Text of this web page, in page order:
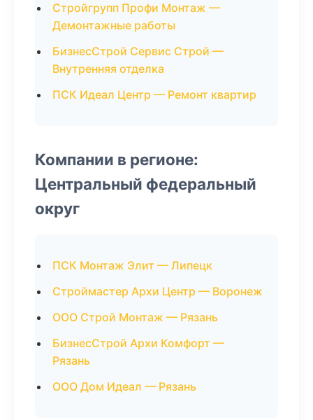
Стройгрупп Профи Монтаж —
Демонтажные работы
БизнесСтрой Сервис Строй —
Внутренняя отделка
ПСК Идеал Центр — Ремонт квартир
Компании в регионе:
Центральный федеральный
округ
ПСК Монтаж Элит — Липецк
Строймастер Архи Центр — Воронеж
ООО Строй Монтаж — Рязань
БизнесСтрой Архи Комфорт —
Рязань
ООО Дом Идеал — Рязань